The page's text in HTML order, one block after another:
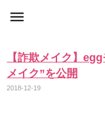
【詐欺メイク】
メイク”を公開
2018-12-19